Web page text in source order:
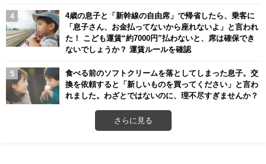
4歳の息子と「新幹線の自由席」で帰省したら、乗客に
「息子さん、お金払ってないから座れないよ」と言われ
た！ こども運賃“約7000円”払わないと、席は確保でき
ないでしょうか？ 運賃ルールを確認
食べる前のソフトクリームを落としてしまった息子。交
換を依頼すると「新しいものを買ってください」と言わ
れました。わざとではないのに、理不尽すぎませんか？
さらに見る